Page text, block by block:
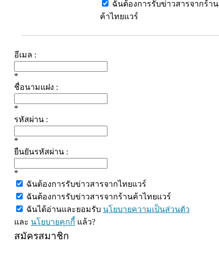
ฉันต้องการรับข่าวสารจากร้าน
ค้าไทยแวร์
อีเมล :
*
ชื่อนามแฝง :
*
รหัสผ่าน :
*
ยืนยันรหัสผ่าน :
*
ฉันต้องการรับข่าวสารจากไทยแวร์
ฉันต้องการรับข่าวสารจากร้านค้าไทยแวร์
ฉันได้อ่านและยอมรับ นโยบายความเป็นส่วนตัว
และ นโยบายคุกกี้ แล้ว?
สมัครสมาชิก